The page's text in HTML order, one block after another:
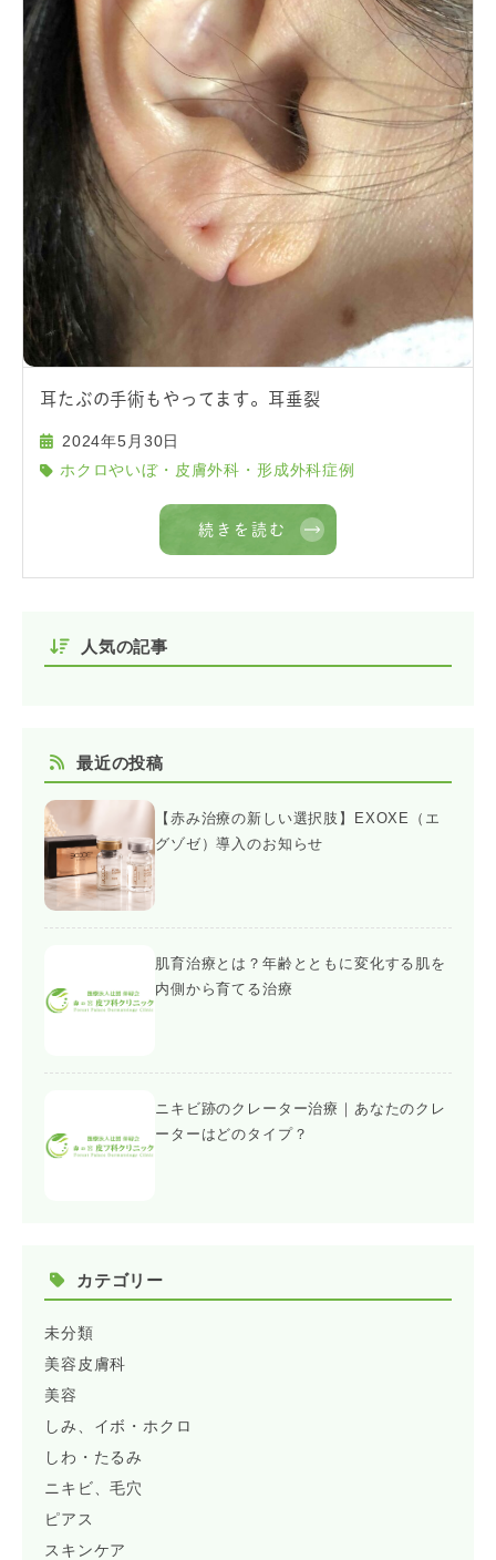
耳たぶの手術もやってます。耳垂裂
2024年5月30日
ホクロやいぼ・皮膚外科・形成外科症例
続きを読む
人気の記事
最近の投稿
【赤み治療の新しい選択肢】EXOXE（エ
グゾゼ）導入のお知らせ
肌育治療とは？年齢とともに変化する肌を
内側から育てる治療
ニキビ跡のクレーター治療｜あなたのクレ
ーターはどのタイプ？
カテゴリー
未分類
美容皮膚科
美容
しみ、イボ・ホクロ
しわ・たるみ
ニキビ、毛穴
ピアス
スキンケア